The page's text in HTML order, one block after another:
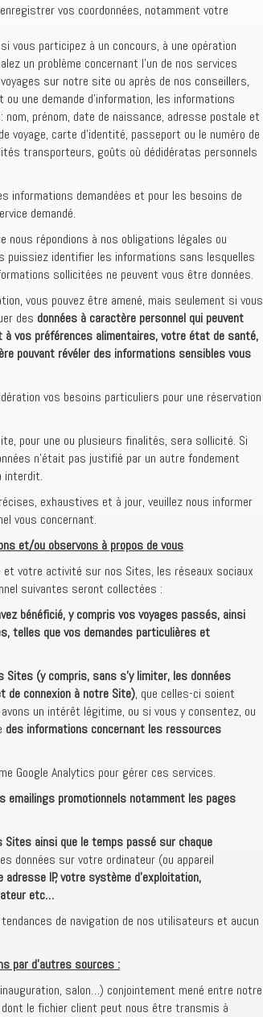
vos coordonnées, notamment votre
vous participez à un concours, à une opération
un problème concernant l’un de nos services
sur notre site ou après de nos conseillers,
une demande d’information, les informations
prénom, date de naissance, adresse postale et
voyage, carte d’identité, passeport ou le numéro de
transporteurs, goûts où dédidératas personnels
informations demandées et pour les besoins de
demandé.
répondions à nos obligations légales ou
puissiez identifier les informations sans lesquelles
sollicitées ne peuvent vous être données.
vous pouvez être amené, mais seulement si vous
des données à caractère personnel qui peuvent
vos préférences alimentaires, votre état de santé,
pouvant révéler des informations sensibles vous
vos besoins particuliers pour une réservation
pour une ou plusieurs finalités, sera sollicité. Si
n’était pas justifié par un autre fondement
interdit.
exhaustives et à jour, veuillez nous informer
vous concernant.
et/ou observons à propos de vous
votre activité sur nos Sites, les réseaux sociaux
suivantes seront collectées :
bénéficié, y compris vos voyages passés, ainsi
telles que vos demandes particulières et
(y compris, sans s’y limiter, les données
de connexion à notre Site), que celles-ci soient
un intérêt légitime, ou si vous y consentez, ou
des informations concernant les ressources
Google Analytics pour gérer ces services.
promotionnels notamment les pages
ainsi que le temps passé sur chaque
données sur votre ordinateur (ou appareil
adresse IP, votre système d’exploitation,
etc…
de navigation de nos utilisateurs et aucun
par d’autres sources :
salon…) conjointement mené entre notre
le fichier client peut nous être transmis à